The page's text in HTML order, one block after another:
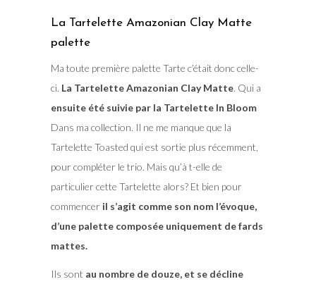
La Tartelette Amazonian Clay Matte
palette
Ma toute première palette Tarte c’était donc celle-
ci. La Tartelette Amazonian Clay Matte. Qui a
ensuite été suivie par la Tartelette In Bloom
Dans ma collection. Il ne me manque que la
Tartelette Toasted qui est sortie plus récemment,
pour compléter le trio. Mais qu’à t-elle de
particulier cette Tartelette alors? Et bien pour
commenceril s’agit comme son nom l’évoque,
d’une palette composée uniquement de fards
mattes.
Ils sont au nombre de douze, et se décline